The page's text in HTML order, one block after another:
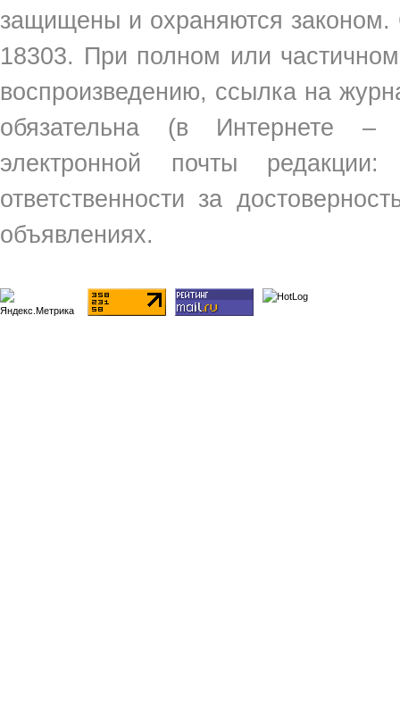
защищены и охраняются
18303. При полном или
воспроизведению, ссылка на
обязательна (в Интернете
электронной почты
ответственности за
объявлениях.